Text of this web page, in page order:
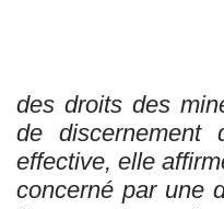
des droits des
de discernement
effective, elle
concerné par une